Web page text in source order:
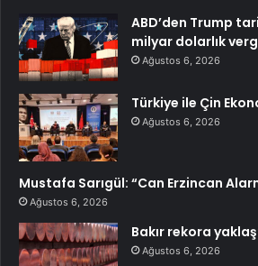
ABD’den Trump
milyar dolarlık
Ağustos 6, 2026
Türkiye ile Çin
Ağustos 6, 2026
Mustafa Sarıgül: “Can Erzincan
Ağustos 6, 2026
Bakır rekora
Ağustos 6, 2026